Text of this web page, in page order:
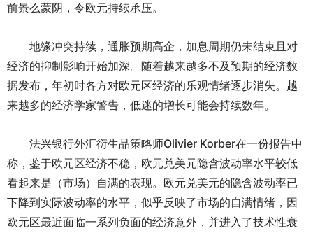
前景么蒙阴，令欧元持续承压。
地缘冲突持续，通胀预期高企，加息周期仍未结束且对
经济的抑制影响开始加深。随着越来越多不及预期的经济数
据发布，年初时各方对欧元区经济的乐观情绪逐步消失。越
来越多的经济学家警告，低迷的增长可能会持续数年。
法兴银行外汇衍生品策略师Olivier Korber在一份报告中
称，鉴于欧元区经济不稳，欧元兑美元隐含波动率水平较低
看起来是（市场）自满的表现。欧元兑美元的隐含波动率已
下降到实际波动率的水平，似乎反映了市场的自满情绪，因
欧元区最近面临一系列负面的经济意外，并进入了技术性衰